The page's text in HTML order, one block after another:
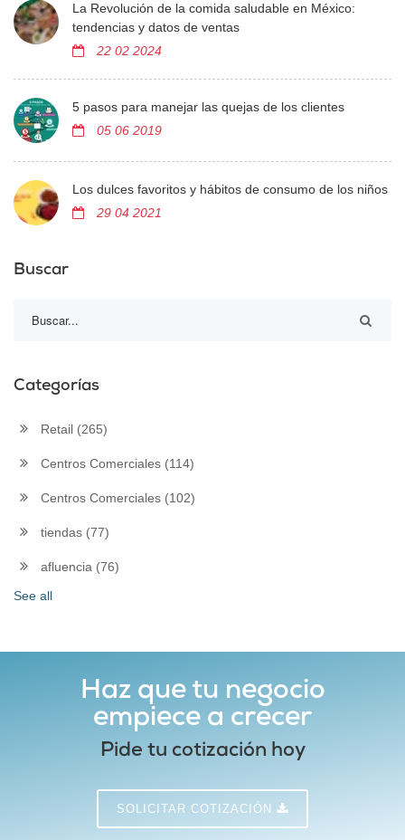
La Revolución de la comida saludable en México:
tendencias y datos de ventas
22 02 2024
5 pasos para manejar las quejas de los clientes
05 06 2019
Los dulces favoritos y hábitos de consumo de los niños
29 04 2021
Buscar
Categorías
Retail (265)
Centros Comerciales (114)
Centros Comerciales (102)
tiendas (77)
afluencia (76)
See all
Haz que tu negocio
empiece a crecer
Pide tu cotización hoy
SOLICITAR COTIZACIÓN